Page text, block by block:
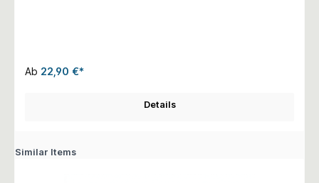
Ab 22,90 €*
Details
Similar Items